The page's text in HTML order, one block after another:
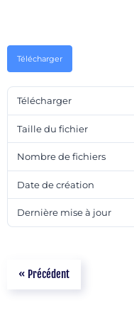
Télécharger
Télécharger
Taille du fichier
Nombre de fichiers
Date de création
Dernière mise à jour
« Précédent